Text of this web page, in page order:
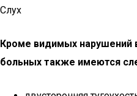
Слух
Кроме видимых нарушений
больных также имеются